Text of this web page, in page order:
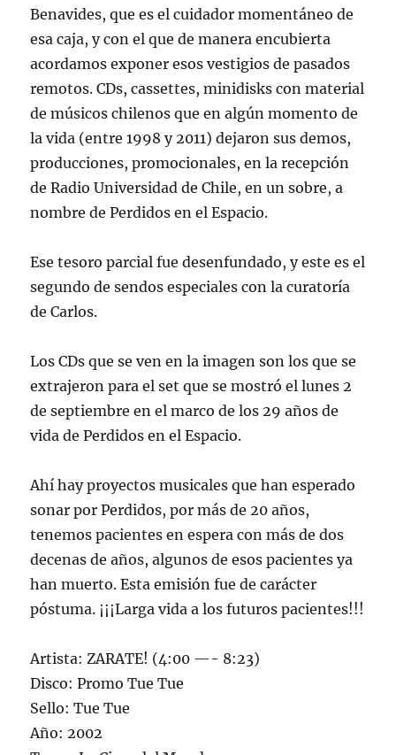
Benavides, que es el cuidador momentáneo de
esa caja, y con el que de manera encubierta
acordamos exponer esos vestigios de pasados
remotos. CDs, cassettes, minidisks con material
de músicos chilenos que en algún momento de
la vida (entre 1998 y 2011) dejaron sus demos,
producciones, promocionales, en la recepción
de Radio Universidad de Chile, en un sobre, a
nombre de Perdidos en el Espacio.
Ese tesoro parcial fue desenfundado, y este es el
segundo de sendos especiales con la curatoría
de Carlos.
Los CDs que se ven en la imagen son los que se
extrajeron para el set que se mostró el lunes 2
de septiembre en el marco de los 29 años de
vida de Perdidos en el Espacio.
Ahí hay proyectos musicales que han esperado
sonar por Perdidos, por más de 20 años,
tenemos pacientes en espera con más de dos
decenas de años, algunos de esos pacientes ya
han muerto. Esta emisión fue de carácter
póstuma. ¡¡¡Larga vida a los futuros pacientes!!!
Artista: ZARATE! (4:00 —- 8:23)
Disco: Promo Tue Tue
Sello: Tue Tue
Año: 2002